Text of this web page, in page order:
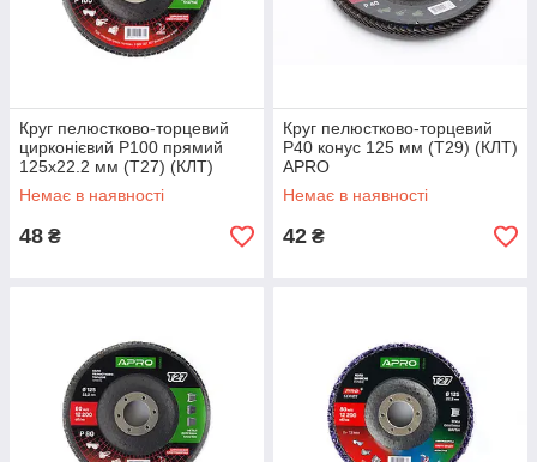
Круг пелюстково-торцевий
цирконієвий Р100 прямий
125х22.2 мм (Т27) (КЛТ)
APRO
Немає в наявності
48 ₴
Круг пелюстково-торцевий
Р40 конус 125 мм (Т29) (КЛТ)
APRO
Немає в наявності
42 ₴